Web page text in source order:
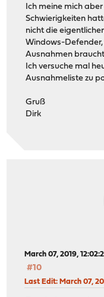
Ich meine mich
Schwierigkeiten
nicht die
Windows-
Ausnahmen
Ich versuche mal
Ausnahmeliste zu
Gruß
Dirk
March 07, 2019,
#10
Last Edit: March 07,